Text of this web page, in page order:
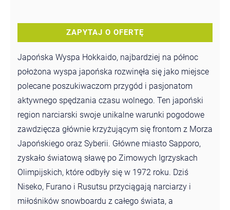
ZAPYTAJ O OFERTĘ
Japońska Wyspa Hokkaido, najbardziej na północ
położona wyspa japońska rozwinęła się jako miejsce
polecane poszukiwaczom przygód i pasjonatom
aktywnego spędzania czasu wolnego. Ten japoński
region narciarski swoje unikalne warunki pogodowe
zawdzięcza głównie krzyżującym się frontom z Morza
Japońskiego oraz Syberii. Główne miasto Sapporo,
zyskało światową sławę po Zimowych Igrzyskach
Olimpijskich, które odbyły się w 1972 roku. Dziś
Niseko, Furano i Rusutsu przyciągają narciarzy i
miłośników snowboardu z całego świata, a